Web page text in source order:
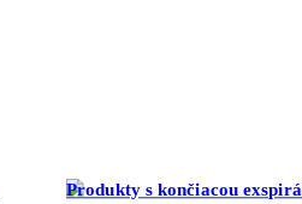
Produkty s končiacou